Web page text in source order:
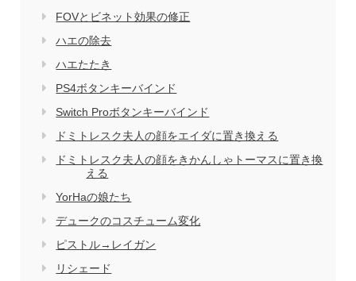
FOVとビネット効果の修正
ハエの除去
ハエたたき
PS4ボタンキーバインド
Switch Proボタンキーバインド
ドミトレスク夫人の顔をエイダに置き換える
ドミトレスク夫人の顔をきかんしゃトーマスに置き換
える
YorHaの娘たち
デュークのコスチューム変化
ピストル→レイガン
リシェード